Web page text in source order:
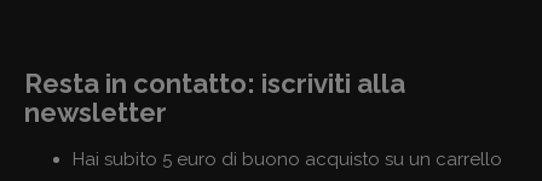
Resta in contatto: iscriviti alla
newsletter
Hai subito 5 euro di buono acquisto su un carrello